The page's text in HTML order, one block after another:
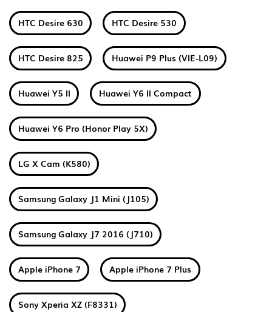
HTC Desire 630 HTC Desire 530
HTC Desire 825 Huawei P9 Plus (VIE-L09)
Huawei Y5 II Huawei Y6 II Compact
Huawei Y6 Pro (Honor Play 5X)
LG X Cam (K580)
Samsung Galaxy J1 Mini (J105)
Samsung Galaxy J7 2016 (J710)
Apple iPhone 7 Apple iPhone 7 Plus
Sony Xperia XZ (F8331)